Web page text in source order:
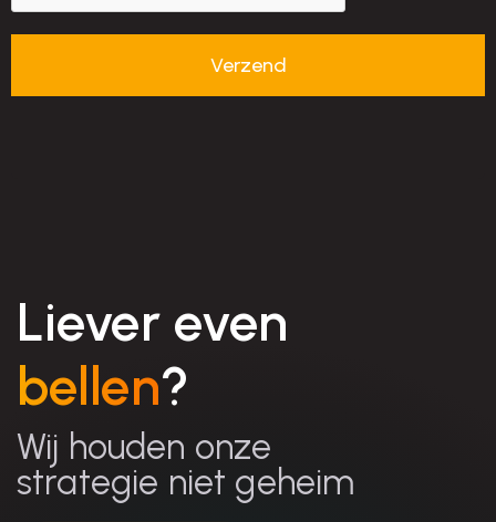
Liever even
bellen?
Wij houden onze
strategie niet geheim